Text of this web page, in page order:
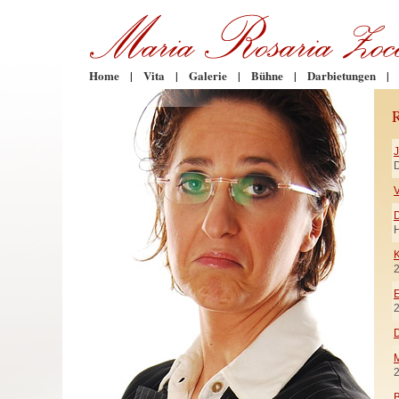
Home | Vita | Galerie | Bühne | Darbietungen |